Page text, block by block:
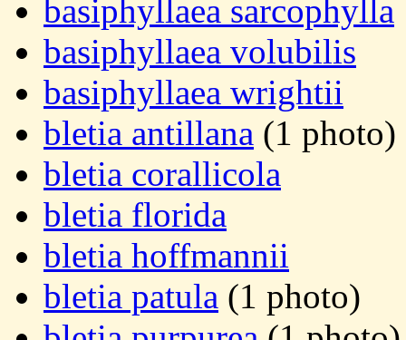
basiphyllaea sarcophylla
basiphyllaea volubilis
basiphyllaea wrightii
bletia antillana (1 photo)
bletia corallicola
bletia florida
bletia hoffmannii
bletia patula (1 photo)